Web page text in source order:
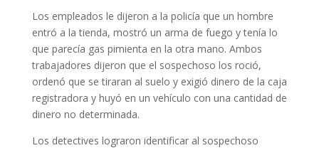
Los empleados le dijeron a la policía que un hombre
entró a la tienda, mostró un arma de fuego y tenía lo
que parecía gas pimienta en la otra mano. Ambos
trabajadores dijeron que el sospechoso los roció,
ordenó que se tiraran al suelo y exigió dinero de la caja
registradora y huyó en un vehículo con una cantidad de
dinero no determinada.
Los detectives lograron identificar al sospechoso